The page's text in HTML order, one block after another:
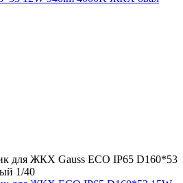
для ЖКХ Gauss ECO IP65 D160*53
1/40